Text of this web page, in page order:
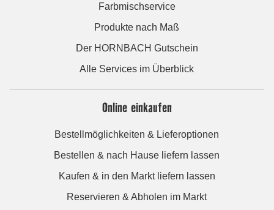
Farbmischservice
Produkte nach Maß
Der HORNBACH Gutschein
Alle Services im Überblick
Online einkaufen
Bestellmöglichkeiten & Lieferoptionen
Bestellen & nach Hause liefern lassen
Kaufen & in den Markt liefern lassen
Reservieren & Abholen im Markt